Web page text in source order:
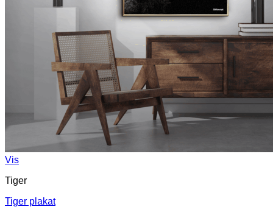
Vis
Tiger
Tiger plakat